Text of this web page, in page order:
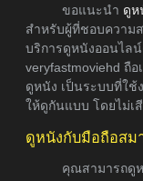
ขอแนะนำ ดูห
สำหรับผู้ที่ชอบความ
บริการดูหนังออนไลน์
veryfastmoviehd ถื
ดูหนัง เป็นระบบที่ใช้
ให้ดูกันแบบ โดยไม่เ
ดูหนังกับมือถือสม
คุณสามารถดู